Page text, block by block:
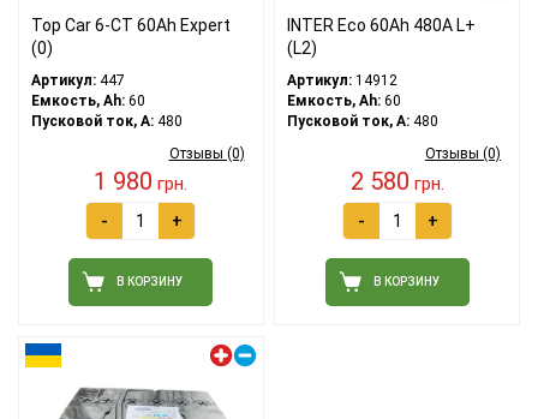
Top Car 6-CT 60Ah Expert
(0)
Артикул: 447
Емкость, Ah: 60
Пусковой ток, A: 480
Отзывы (0)
1 980 грн.
- +
В КОРЗИНУ
INTER Eco 60Ah 480A L+
(L2)
Артикул: 14912
Емкость, Ah: 60
Пусковой ток, A: 480
Отзывы (0)
2 580 грн.
- +
В КОРЗИНУ